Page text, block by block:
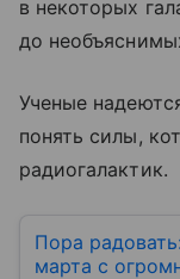
в некоторых
до
Ученые
понять силы,
радиогалактик.
Пора
марта с